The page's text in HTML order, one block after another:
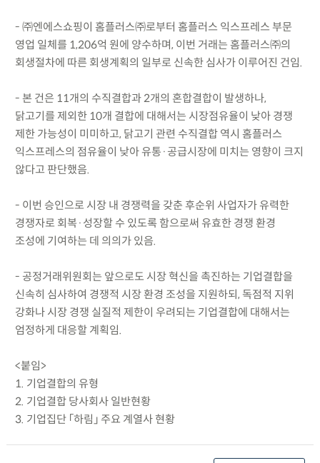
- ㈜엔에스쇼핑이 홈플러스㈜로부터 홈플러스 익스프레스 부문
영업 일체를 1,206억 원에 양수하며, 이번 거래는 홈플러스㈜의
회생절차에 따른 회생계획의 일부로 신속한 심사가 이루어진 건임.
- 본 건은 11개의 수직결합과 2개의 혼합결합이 발생하나,
닭고기를 제외한 10개 결합에 대해서는 시장점유율이 낮아 경쟁
제한 가능성이 미미하고, 닭고기 관련 수직결합 역시 홈플러스
익스프레스의 점유율이 낮아 유통·공급시장에 미치는 영향이 크지
않다고 판단했음.
- 이번 승인으로 시장 내 경쟁력을 갖춘 후순위 사업자가 유력한
경쟁자로 회복·성장할 수 있도록 함으로써 유효한 경쟁 환경
조성에 기여하는 데 의의가 있음.
- 공정거래위원회는 앞으로도 시장 혁신을 촉진하는 기업결합을
신속히 심사하여 경쟁적 시장 환경 조성을 지원하되, 독점적 지위
강화나 시장 경쟁 실질적 제한이 우려되는 기업결합에 대해서는
엄정하게 대응할 계획임.
<붙임>
1. 기업결합의 유형
2. 기업결합 당사회사 일반현황
3. 기업집단 「하림」 주요 계열사 현황